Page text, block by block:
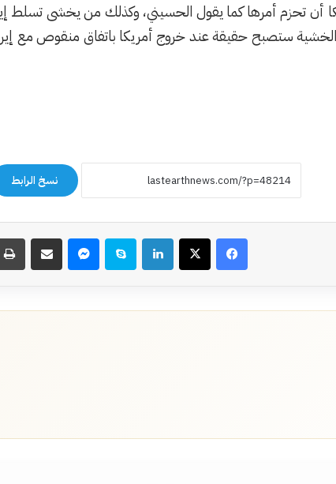
أن تحزم أمرها كما يقول الحسيني، وكذلك من يخشى تسلط
الخشية ستصبح حقيقة عند خروج أمريكا باتفاق منقوص مع
نسخ الرابط
فيسبوك‫X لينكدإن سكايب ماسنجر مشاركة عبر البريد